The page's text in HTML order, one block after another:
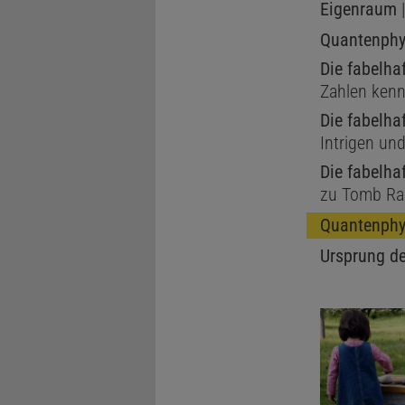
Experiment
in der
berechnen
tatsächlich
aber in der
schreiben
weiteren
Eigenraum
Die
Zahlen
Die
Intrigen
Die
zu Tomb
Ursprung